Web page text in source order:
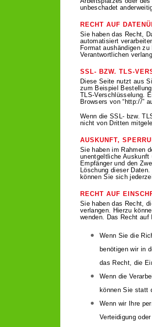
unbeschadet
RECHT AUF
Sie haben das Recht,
automatisiert
Format aushändigen
Verantwortlichen
SSL- BZW. TLS-
Diese Seite nutzt aus
zum Beispiel
TLS-Verschlüsselung.
Browsers von “http://”
Wenn die SSL- bzw.
nicht von Dritten
AUSKUNFT,
Sie haben im Rahmen
unentgeltliche Auskunft
Empfänger und den
Löschung dieser
können Sie sich
RECHT AUF
Sie haben das Recht,
verlangen. Hierzu
wenden. Das Recht auf
Wenn Sie die
benötigen wir in
das Recht, die
Wenn die
können Sie statt
Wenn wir Ihre
Verteidigung